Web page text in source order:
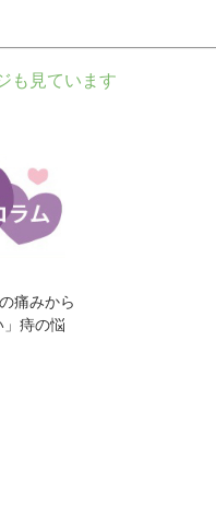
も見ています
痛みから
痔の悩